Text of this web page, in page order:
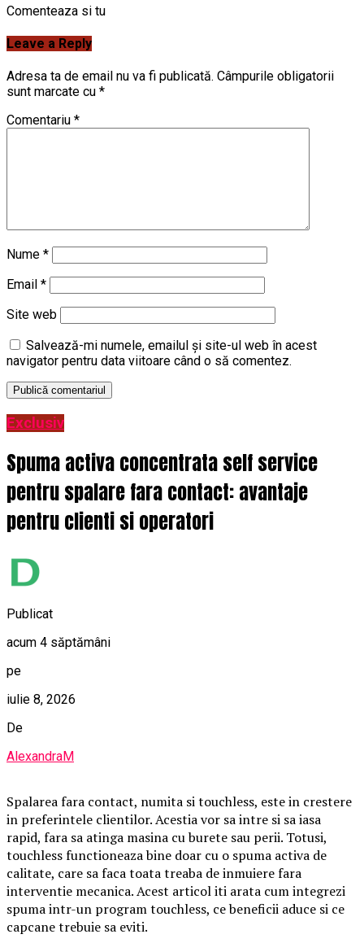
Comenteaza si tu
Leave a Reply
Adresa ta de email nu va fi publicată. Câmpurile obligatorii
sunt marcate cu *
Comentariu *
Nume *
Email *
Site web
Salvează-mi numele, emailul și site-ul web în acest
navigator pentru data viitoare când o să comentez.
Exclusiv
Spuma activa concentrata self service
pentru spalare fara contact: avantaje
pentru clienti si operatori
Publicat
acum 4 săptămâni
pe
iulie 8, 2026
De
AlexandraM
Spalarea fara contact, numita si touchless, este in crestere
in preferintele clientilor. Acestia vor sa intre si sa iasa
rapid, fara sa atinga masina cu burete sau perii. Totusi,
touchless functioneaza bine doar cu o spuma activa de
calitate, care sa faca toata treaba de inmuiere fara
interventie mecanica. Acest articol iti arata cum integrezi
spuma intr-un program touchless, ce beneficii aduce si ce
capcane trebuie sa eviti.